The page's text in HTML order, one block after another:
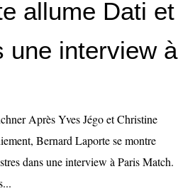
allume Dati et
une interview à
Après Yves Jégo et Christine
Bernard Laporte se montre
dans une interview à Paris Match.